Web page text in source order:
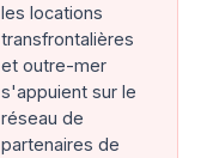
les locations
transfrontalières
et outre-mer
s'appuient sur le
réseau de
partenaires de